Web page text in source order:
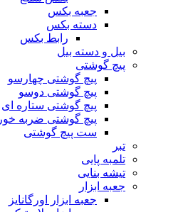
جعبه بکس
دسته بکس
رابط بکس
بیل و دسته بیل
پیچ گوشتی
پیچ گوشتی چهارسو
پیچ گوشتی دوسو
پیچ گوشتی ستاره‌ ای
پیچ گوشتی ضربه خور
ست پیچ گوشتی
تبر
تلمبه پایی
تیشه بنایی
جعبه ابزار
جعبه ابزار اورگانایز